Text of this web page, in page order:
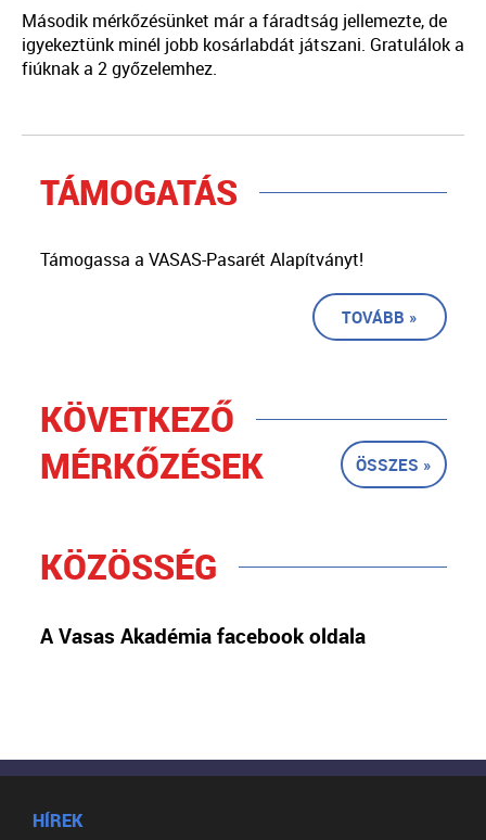
Második mérkőzésünket már a fáradtság jellemezte, de
igyekeztünk minél jobb kosárlabdát játszani. Gratulálok a
fiúknak a 2 győzelemhez.
TÁMOGATÁS
Támogassa a VASAS-Pasarét Alapítványt!
TOVÁBB »
KÖVETKEZŐ
MÉRKŐZÉSEK
ÖSSZES »
KÖZÖSSÉG
A Vasas Akadémia facebook oldala
HÍREK